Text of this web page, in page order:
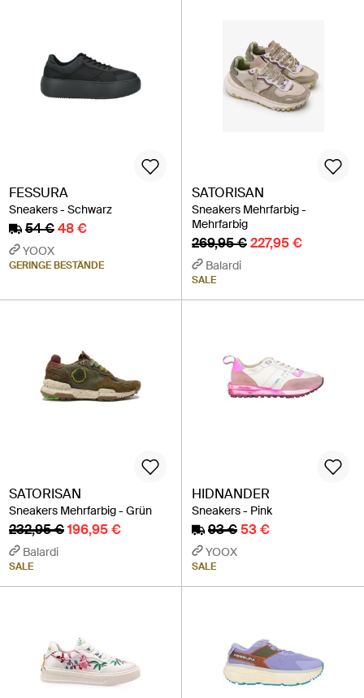
FESSURA
Sneakers - Schwarz
54 €48 €
YOOX
GERINGE BESTÄNDE
SATORISAN
Sneakers Mehrfarbig -
Mehrfarbig
269,95 €227,95 €
Balardi
SALE
SATORISAN
Sneakers Mehrfarbig - Grün
232,95 €196,95 €
Balardi
SALE
HIDNANDER
Sneakers - Pink
93 €53 €
YOOX
SALE